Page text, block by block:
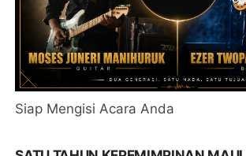
Siap Mengisi Acara Anda